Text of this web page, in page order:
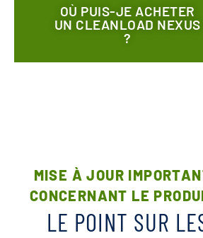
OÙ PUIS-JE ACHETER
UN CLEANLOAD NEXUS
?
MISE À JOUR
CONCERNANT LE
LE POINT SUR